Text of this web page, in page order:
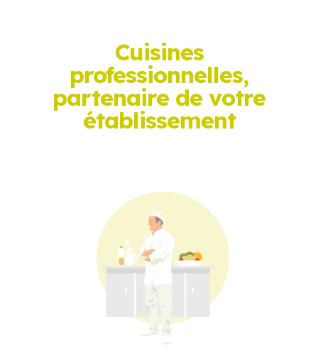
Cuisines
professionnelles,
partenaire de votre
établissement